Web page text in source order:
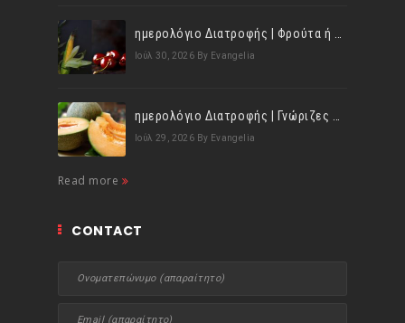
Ιούλ 30, 2026 By Evangelia
Ιούλ 29, 2026 By Evangelia
Read more
CONTACT